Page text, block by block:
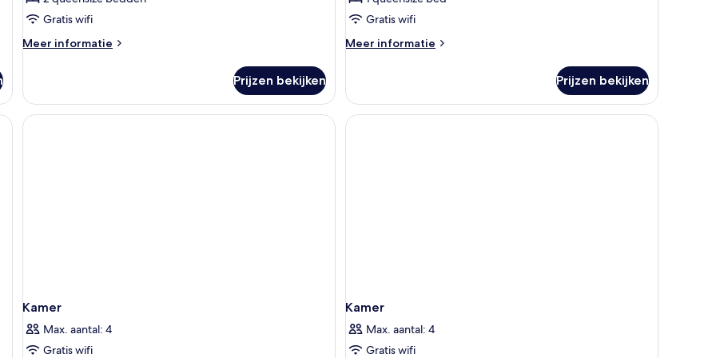
Gratis wifi
Meer informatie
Meer
tweepersoonskamer
Prijzen bekijken
Gratis wifi
Meer informatie
Meer
Prijzen bekijken
Kamer
Max. aantal: 4
Gratis wifi
Kamer
Max. aantal: 4
Gratis wifi